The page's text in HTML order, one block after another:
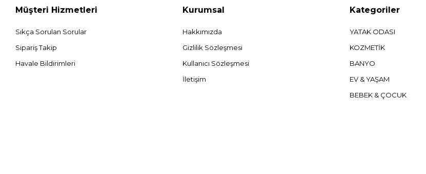
Müşteri Hizmetleri
Sıkça Sorulan Sorular
Sipariş Takip
Havale Bildirimleri
Kurumsal
Hakkımızda
Gizlilik Sözleşmesi
Kullanıcı Sözleşmesi
İletişim
Kategoriler
YATAK ODASI
KOZMETİK
BANYO
EV & YAŞAM
BEBEK & ÇOCUK